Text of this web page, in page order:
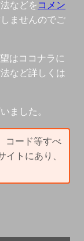
などを コメン
ませんのでご
はココナラに
など詳しくは
ました。
コード等すべ
トにあり、